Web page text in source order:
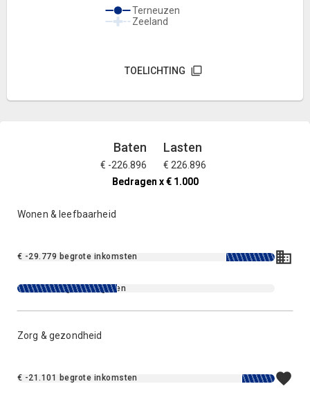
Terneuzen
Zeeland
TOELICHTING
Baten
Bedragen x € 1.000
€ -226.896
Lasten
Bedragen x € 1.000
€ 226.896
Bedragen x € 1.000
Wonen & leefbaarheid
€ -29.779 begrote inkomsten
€ 61.501 begrote uitgaven
Zorg & gezondheid
€ -21.101 begrote inkomsten